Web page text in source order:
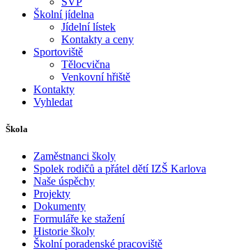
Školní jídelna
Jídelní lístek
Kontakty a ceny
Sportoviště
Tělocvična
Venkovní hřiště
Kontakty
Vyhledat
Škola
Zaměstnanci školy
Spolek rodičů a přátel dětí IZŠ Karlova
Naše úspěchy
Projekty
Dokumenty
Formuláře ke stažení
Historie školy
Školní poradenské pracoviště